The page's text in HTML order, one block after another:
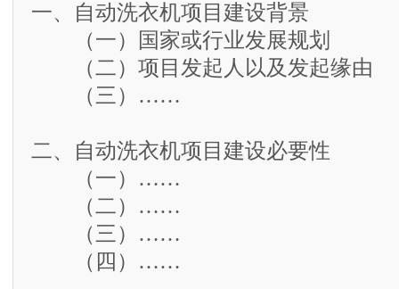
一、自动洗衣机项目建设背景
（一）国家或行业发展规划
（二）项目发起人以及发起缘由
（三）……
二、自动洗衣机项目建设必要性
（一）……
（二）……
（三）……
（四）……